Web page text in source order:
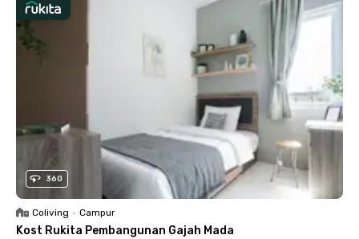
360
Coliving • Campur
Kost Rukita Pembangunan Gajah Mada